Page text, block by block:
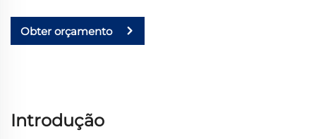
Obter orçamento
Introdução